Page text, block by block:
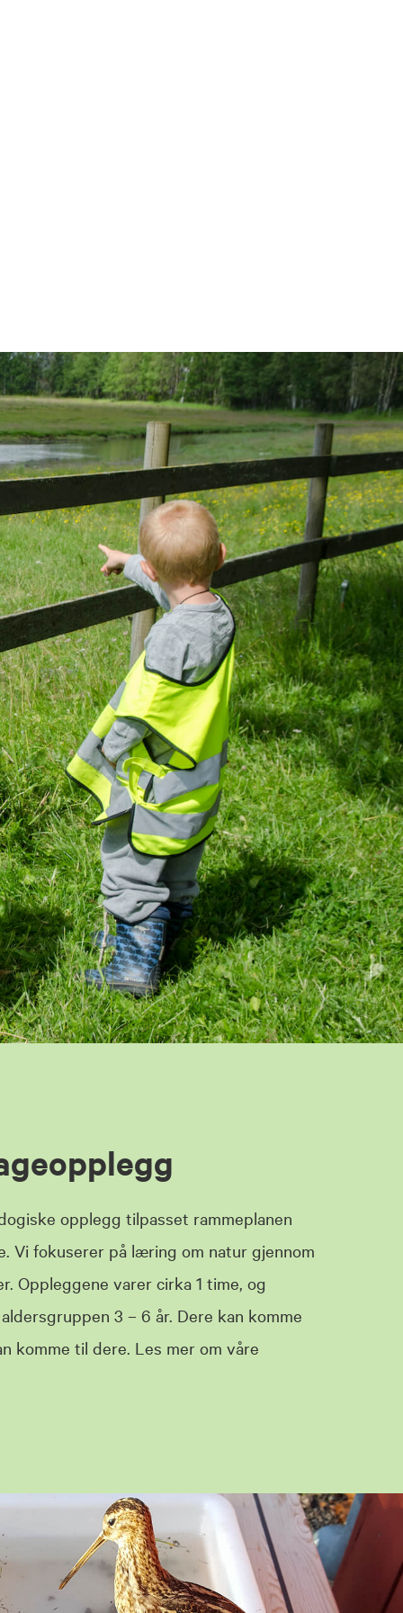
opplegg tilpasset rammeplanen
Vi fokuserer på læring om natur gjennom
Oppleggene varer cirka 1 time, og
3 – 6 år. Dere kan komme
komme til dere. Les mer om våre